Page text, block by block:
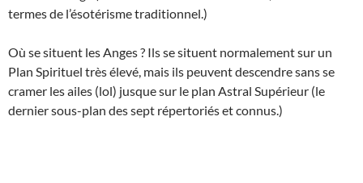
termes de l’ésotérisme traditionnel.)
Où se situent les Anges ? Ils se situent normalement sur un
Plan Spirituel très élevé, mais ils peuvent descendre sans se
cramer les ailes (lol) jusque sur le plan Astral Supérieur (le
dernier sous-plan des sept répertoriés et connus.)